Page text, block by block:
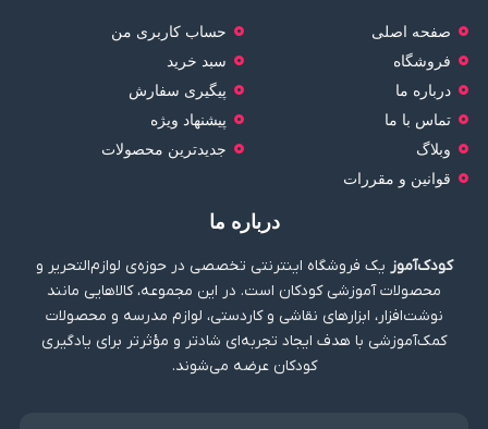
صفحه اصلی
فروشگاه
درباره ما
تماس با ما
وبلاگ
قوانین و مقررات
حساب کاربری من
سبد خرید
پیگیری سفارش
پیشنهاد ویژه
جدیدترین محصولات
درباره ما
کودک‌آموز یک فروشگاه اینترنتی تخصصی در حوزه‌ی لوازم‌التحریر و
محصولات آموزشی کودکان است. در این مجموعه، کالاهایی مانند
نوشت‌افزار، ابزارهای نقاشی و کاردستی، لوازم مدرسه و محصولات
کمک‌آموزشی با هدف ایجاد تجربه‌ای شادتر و مؤثرتر برای یادگیری
کودکان عرضه می‌شوند.